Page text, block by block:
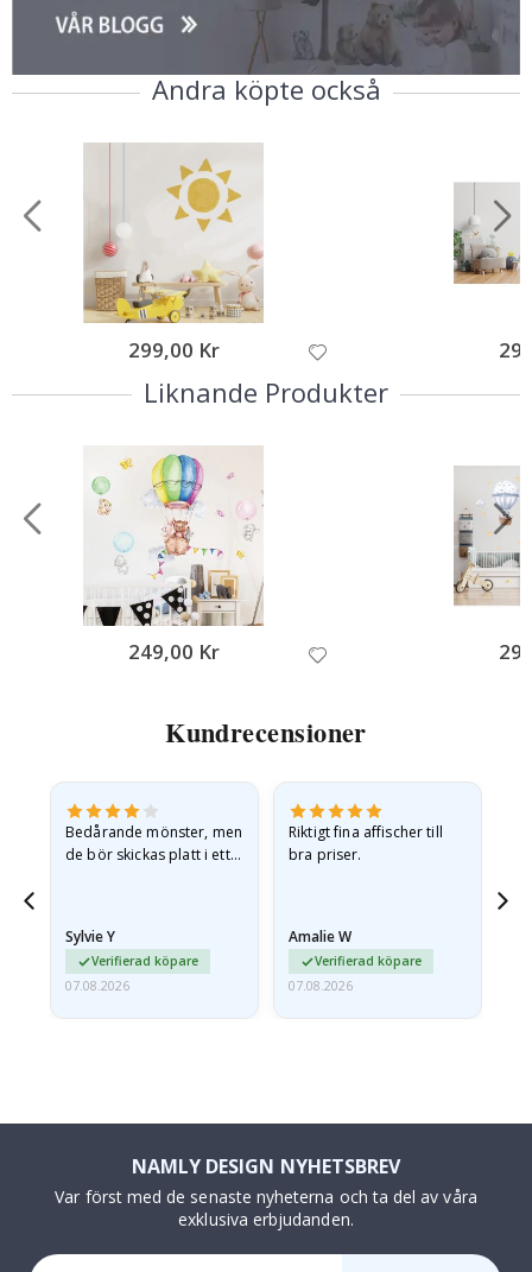
Andra köpte också
299,00 Kr
Liknande Produkter
249,00 Kr
Kundrecensioner
Bedårande mönster, men
de bör skickas platt i ett
Sylvie Y
Verifierad köpare
07.08.2026
Riktigt fina affischer till
bra priser.
Amalie W
Verifierad köpare
07.08.2026
NAMLY DESIGN NYHETSBREV
Var först med de senaste nyheterna och ta del av våra
exklusiva erbjudanden.